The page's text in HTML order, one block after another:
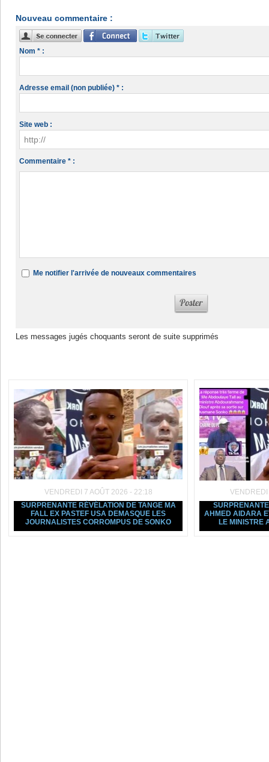
Nouveau commentaire :
Nom * :
Adresse email (non publiée) * :
Site web :
Commentaire * :
Me notifier l'arrivée de nouveaux commentaires
Les messages jugés choquants seront de suite supprimés
VENDREDI 7 AOÛT 2026 - 22:18
SURPRENANTE RÉVÉLATION DE TANGE MA
FALL EX PASTEF USA DEMASQUE LES
JOURNALISTES CORROMPUS DE SONKO
AHMED AIDARA
LE MINISTRE